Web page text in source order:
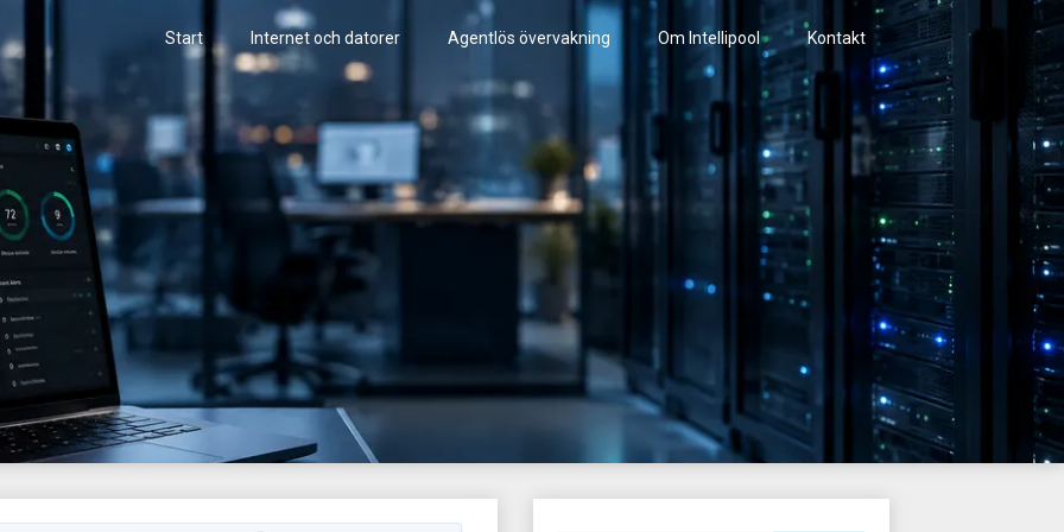
Start Internet och datorer Agentlös övervakning Om Intellipool Kontakt